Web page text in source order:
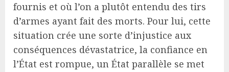
fournis et où l’on a plutôt entendu des tirs
d’armes ayant fait des morts. Pour lui, cette
situation crée une sorte d’injustice aux
conséquences dévastatrice, la confiance en
l’État est rompue, un État parallèle se met